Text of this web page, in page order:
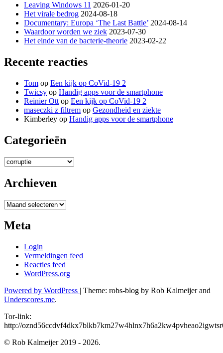
Leaving Windows 11 2026-01-20
Het virale bedrog 2024-08-18
Documentary: Europa ‘The Last Battle’ 2024-08-14
Waardoor worden we ziek 2023-07-30
Het einde van de bacterie-theorie 2023-02-22
Recente reacties
Tom op Een kijk op CoVid-19 2
Twicsy op Handig apps voor de smartphone
Reinier Ott op Een kijk op CoVid-19 2
maseczki z filtrem op Gezondheid en ziekte
Kimberley op Handig apps voor de smartphone
Categorieën
Categorieën
Archieven
Archieven
Meta
Login
Vermeldingen feed
Reacties feed
WordPress.org
Powered by WordPress | Theme: robs-blog by Rob Kalmeijer and
Underscores.me.
Tor-link:
http://
© Rob Kalmeijer 2019 - 2026.